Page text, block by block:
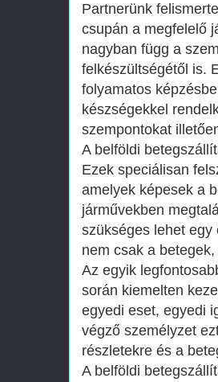
Partnerünk
csupán a megfelelő
nagyban függ a
felkészültségétől is.
folyamatos
készségekkel
szempontokat
A belföldi
Ezek speciálisan
amelyek képesek a
járművekben
szükséges lehet
nem csak a
Az egyik
során kiemelten
egyedi eset, egyedi
végző személyzet
részletekre és a
A belföldi